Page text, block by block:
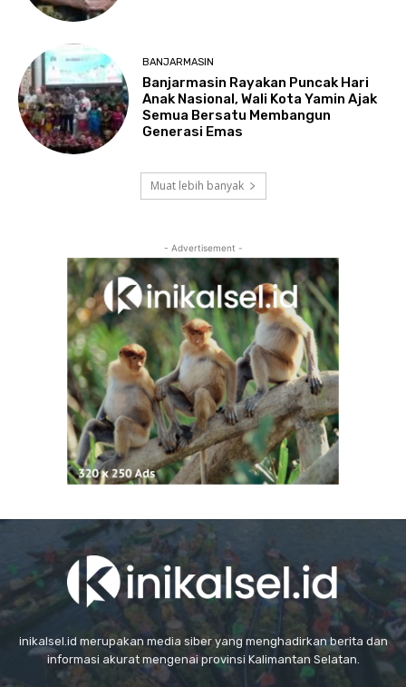
BANJARMASIN
Banjarmasin Rayakan Puncak Hari
Anak Nasional, Wali Kota Yamin Ajak
Semua Bersatu Membangun
Generasi Emas
Muat lebih banyak
- Advertisement -
inikalsel.id merupakan media siber yang menghadirkan berita dan
informasi akurat mengenai provinsi Kalimantan Selatan.